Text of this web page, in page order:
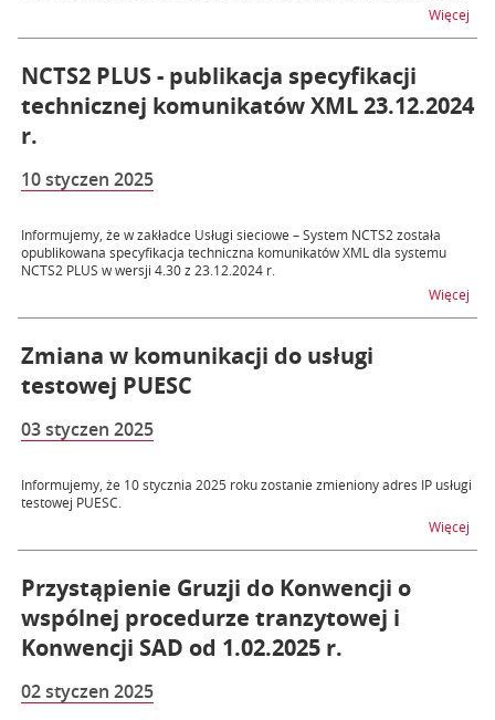
Więcej
NCTS2 PLUS - publikacja specyfikacji
technicznej komunikatów XML 23.12.2024
r.
10 styczen 2025
Informujemy, że w zakładce Usługi sieciowe – System NCTS2 została
opublikowana specyfikacja techniczna komunikatów XML dla systemu
NCTS2 PLUS w wersji 4.30 z 23.12.2024 r.
Więcej
Zmiana w komunikacji do usługi
testowej PUESC
03 styczen 2025
Informujemy, że 10 stycznia 2025 roku zostanie zmieniony adres IP usługi
testowej PUESC.
Więcej
Przystąpienie Gruzji do Konwencji o
wspólnej procedurze tranzytowej i
Konwencji SAD od 1.02.2025 r.
02 styczen 2025